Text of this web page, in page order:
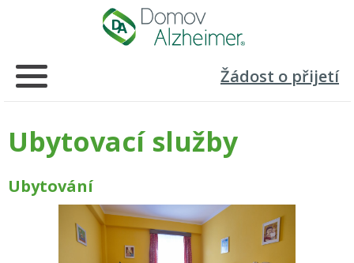
Žádost o přijetí
Ubytovací služby
Ubytování